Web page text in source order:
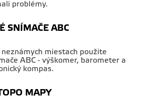
problémy.
SNÍMAČE ABC
neznámych miestach použite
ABC - výškomer, barometer a
kompas.
MAPY